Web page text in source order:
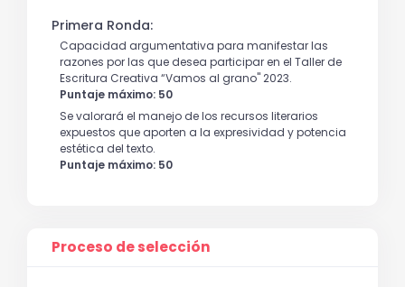
Primera Ronda:
Capacidad argumentativa para manifestar las
razones por las que desea participar en el Taller de
Escritura Creativa “Vamos al grano" 2023.
Puntaje máximo: 50
Se valorará el manejo de los recursos literarios
expuestos que aporten a la expresividad y potencia
estética del texto.
Puntaje máximo: 50
Proceso de selección